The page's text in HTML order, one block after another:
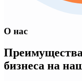
О нас
бизнеса на